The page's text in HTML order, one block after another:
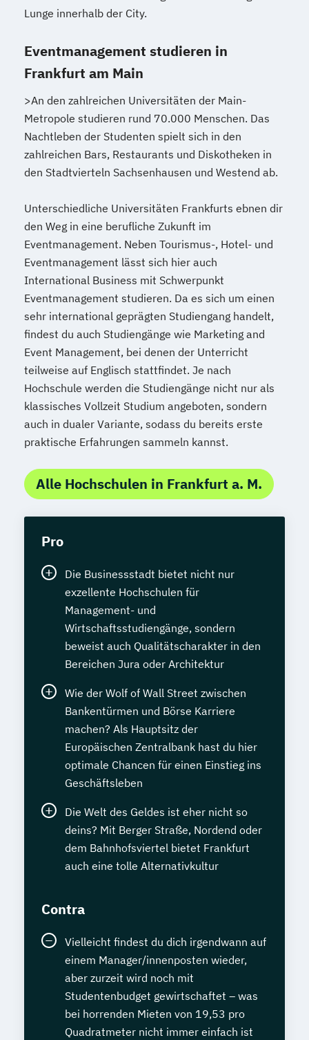
Lunge innerhalb der City.
Eventmanagement studieren in
Frankfurt am Main
>An den zahlreichen Universitäten der Main-
Metropole studieren rund 70.000 Menschen. Das
Nachtleben der Studenten spielt sich in den
zahlreichen Bars, Restaurants und Diskotheken in
den Stadtvierteln Sachsenhausen und Westend ab.
Unterschiedliche Universitäten Frankfurts ebnen dir
den Weg in eine berufliche Zukunft im
Eventmanagement. Neben Tourismus-, Hotel- und
Eventmanagement lässt sich hier auch
International Business mit Schwerpunkt
Eventmanagement studieren. Da es sich um einen
sehr international geprägten Studiengang handelt,
findest du auch Studiengänge wie Marketing and
Event Management, bei denen der Unterricht
teilweise auf Englisch stattfindet. Je nach
Hochschule werden die Studiengänge nicht nur als
klassisches Vollzeit Studium angeboten, sondern
auch in dualer Variante, sodass du bereits erste
praktische Erfahrungen sammeln kannst.
Alle Hochschulen in Frankfurt a. M.
Pro
Die Businessstadt bietet nicht nur
exzellente Hochschulen für
Management- und
Wirtschaftsstudiengänge, sondern
beweist auch Qualitätscharakter in den
Bereichen Jura oder Architektur
Wie der Wolf of Wall Street zwischen
Bankentürmen und Börse Karriere
machen? Als Hauptsitz der
Europäischen Zentralbank hast du hier
optimale Chancen für einen Einstieg ins
Geschäftsleben
Die Welt des Geldes ist eher nicht so
deins? Mit Berger Straße, Nordend oder
dem Bahnhofsviertel bietet Frankfurt
auch eine tolle Alternativkultur
Contra
Vielleicht findest du dich irgendwann auf
einem Manager/innenposten wieder,
aber zurzeit wird noch mit
Studentenbudget gewirtschaftet – was
bei horrenden Mieten von 19,53 pro
Quadratmeter nicht immer einfach ist